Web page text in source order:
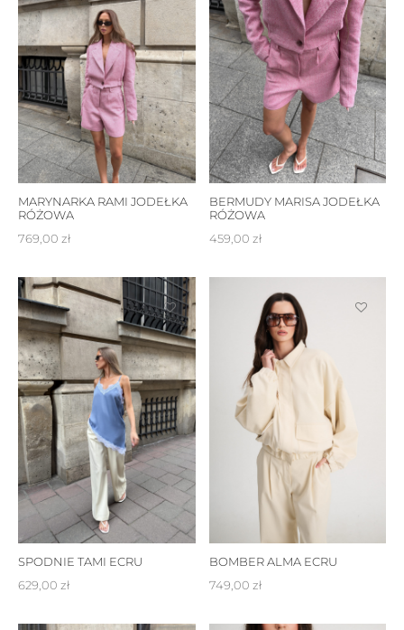
MARYNARKA RAMI JODEŁKA
RÓŻOWA
769,00 zł
BERMUDY MARISA JODEŁKA
RÓŻOWA
459,00 zł
SPODNIE TAMI ECRU
629,00 zł
BOMBER ALMA ECRU
749,00 zł